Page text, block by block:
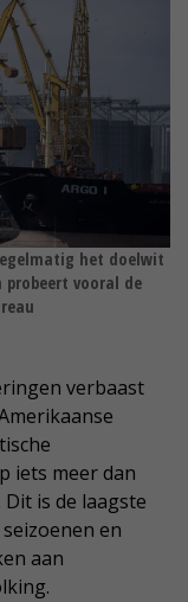
het doelwit
probeert vooral de
verbaast
iets meer dan
is de laagste
en
aan